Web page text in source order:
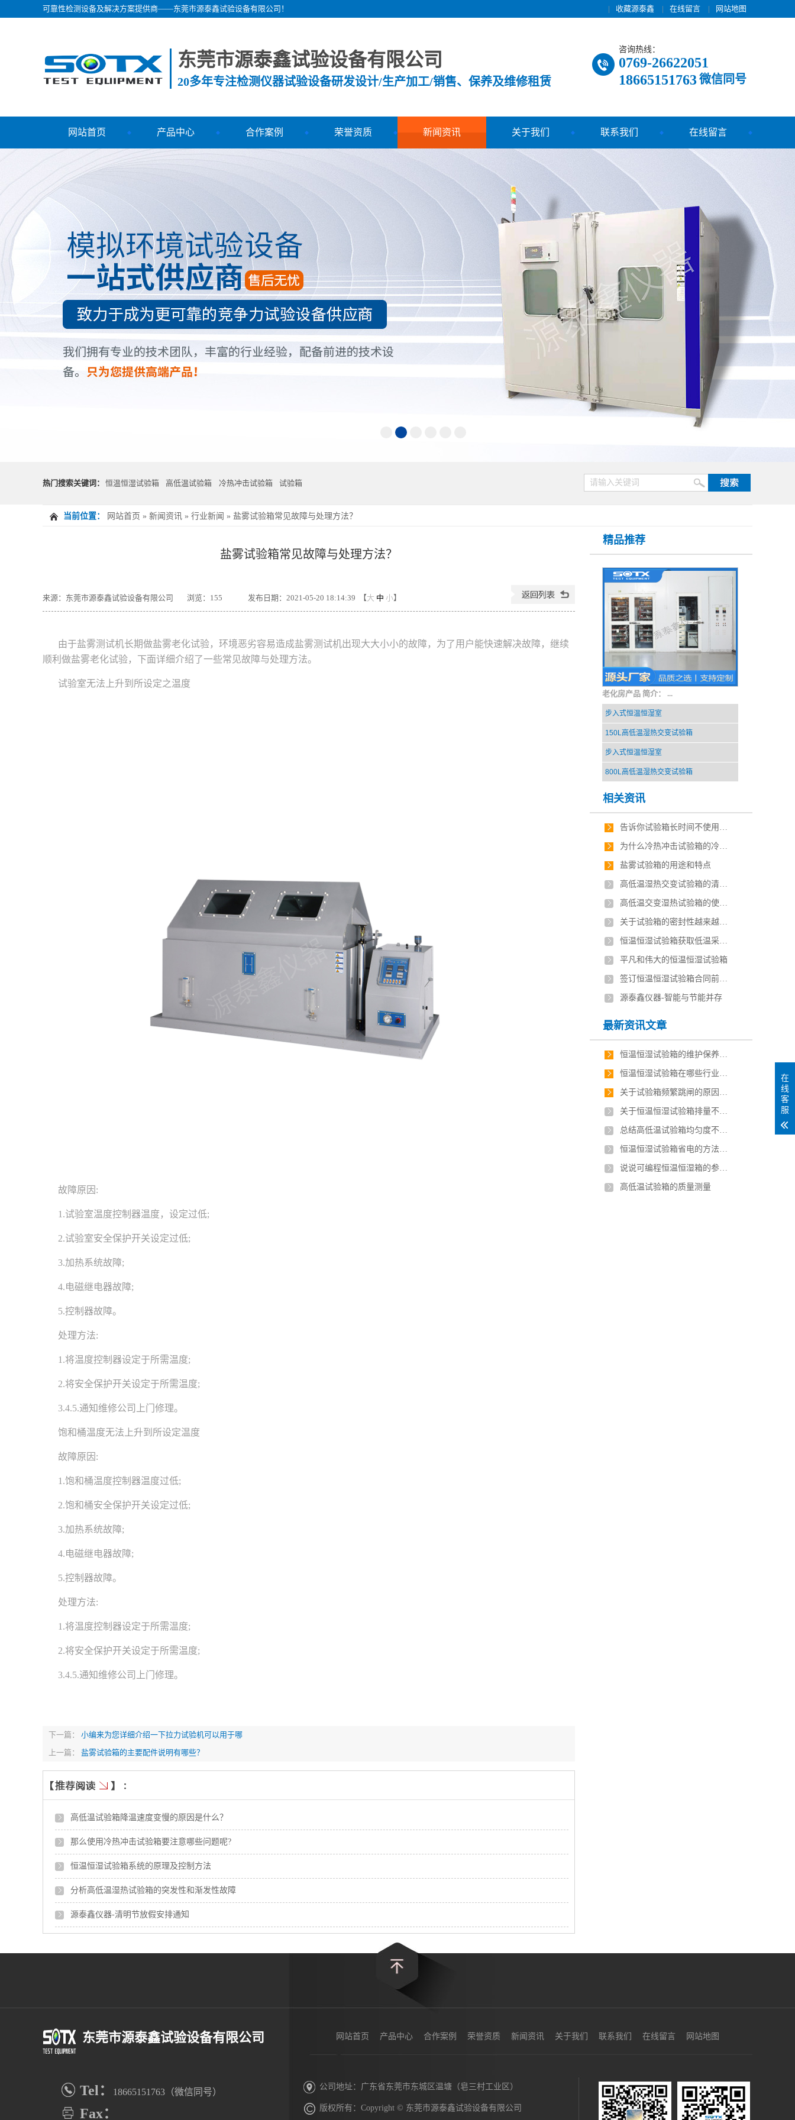
可靠性检测设备及解决方案提供商——东莞市源泰鑫试验设备有限公司！ | 收藏源泰鑫 | 在线留言 | 网站地图
东莞市源泰鑫试验设备有限公司
20多年专注检测仪器试验设备研发设计/生产加工/销售、保养及维修租赁
咨询热线：
0769-26622051
18665151763微信同号
网站首页 产品中心 合作案例 荣誉资质 新闻资讯 关于我们 联系我们 在线留言
热门搜索关键词： 恒温恒湿试验箱 高低温试验箱 冷热冲击试验箱 试验箱
当前位置： 网站首页 » 新闻资讯 » 行业新闻 » 盐雾试验箱常见故障与处理方法？
盐雾试验箱常见故障与处理方法？
来源：东莞市源泰鑫试验设备有限公司 浏览： 155 发布日期：2021-05-20 18:14:39 【大 中 小】
由于盐雾测试机长期做盐雾老化试验，环境恶劣容易造成盐雾测试机出现大大小小的故障，为了用户能快速解决故障，继续
顺利做盐雾老化试验，下面详细介绍了一些常见故障与处理方法。
试验室无法上升到所设定之温度
故障原因:
1.试验室温度控制器温度，设定过低;
2.试验室安全保护开关设定过低;
3.加热系统故障;
4.电磁继电器故障;
5.控制器故障。
处理方法:
1.将温度控制器设定于所需温度;
2.将安全保护开关设定于所需温度;
3.4.5.通知维修公司 上门修理。
饱和桶温度无法上升到所设定温度
故障原因:
1.饱和桶温度控制器温度过低;
2.饱和桶安全保护开关设定过低;
3.加热系统故障;
4.电磁继电器故障;
5.控制器故障。
处理方法:
1.将温度控制器设定于所需温度;
2.将安全保护开关设定于所需温度;
3.4.5.通知维修公司 上门修理。
下一篇：
小编来为您详细介绍一下拉力试验机可以用于哪
上一篇： 盐雾试验箱的主要配件说明有哪些？
高低温试验箱降温速度变慢的原因是什么？
那么使用冷热冲击试验箱要注意哪些问题呢?
恒温恒湿试验箱系统的原理及控制方法
分析高低温湿热试验箱的突发性和渐发性故障
源泰鑫仪器-清明节放假安排通知
精品推荐
老化房产品 简介： ...
步入式恒温恒湿室
150L高低温湿热交变试验箱
步入式恒温恒湿室
800L高低温湿热交变试验箱
相关资讯
告诉你试验箱长时间不使用如何处理(试验箱的使用方法)
为什么冷热冲击试验箱的冷热冲击试验总是要除霜？
盐雾试验箱的用途和特点
高低温湿热交变试验箱的清洗步骤
高低温交变湿热试验箱的使用维护注意事项？
关于试验箱的密封性越来越差带来影响及如何避免
恒温恒湿试验箱获取低温采用制冷工艺
平凡和伟大的恒温恒湿试验箱
签订恒温恒湿试验箱合同前的必修课
源泰鑫仪器-智能与节能并存
最新资讯文章
恒温恒湿试验箱的维护保养技巧有哪些？
恒温恒湿试验箱在哪些行业应用最广泛？
关于试验箱频繁跳闸的原因，如何解决？
关于恒温恒湿试验箱排量不足有几点原因
总结高低温试验箱均匀度不稳定的原因是什么？
恒温恒湿试验箱省电的方法有哪些？
说说可编程恒温恒湿箱的参数及安装要求
高低温试验箱的质量测量
东莞市源泰鑫试验设备有限公司
Tel： 18665151763（微信同号）
Fax：
网站首页 产品中心 合作案例 荣誉资质 新闻资讯 关于我们 联系我们 在线留言 网站地图
公司地址：广东省东莞市东城区温塘（皂三村工业区）
版权所有：Copyright © 东莞市源泰鑫试验设备有限公司
在
线
客
服